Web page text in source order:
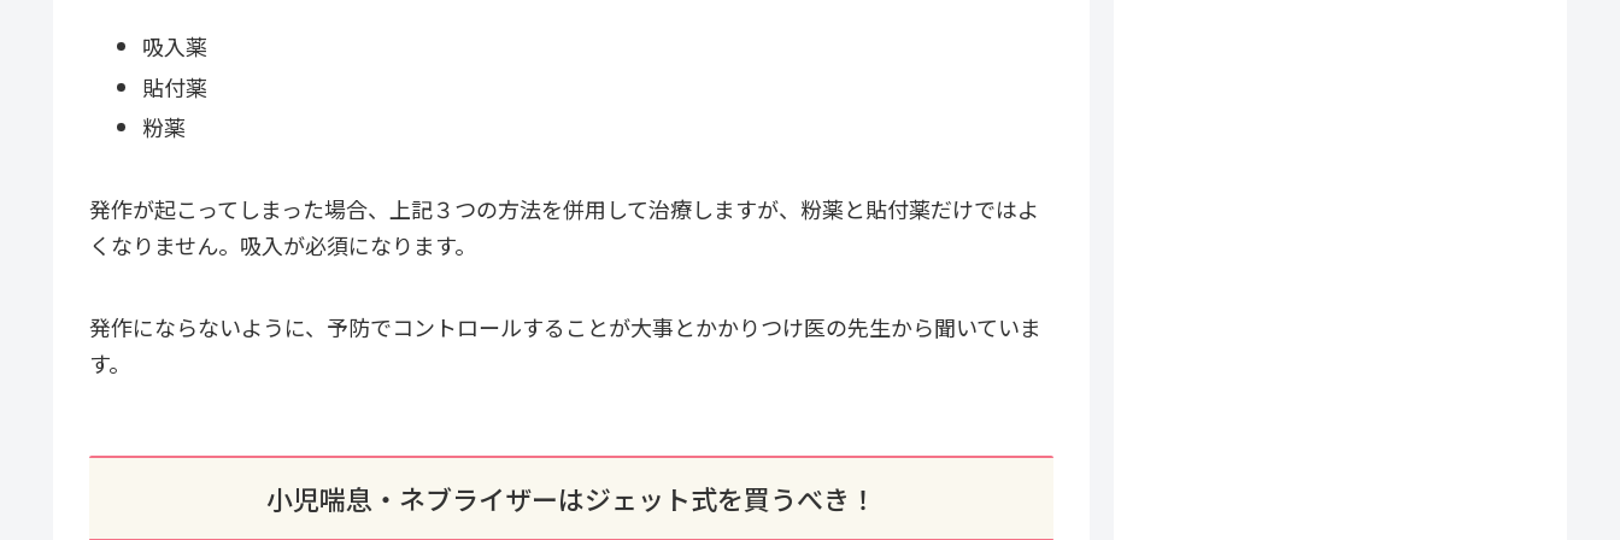
吸入薬
貼付薬
粉薬
発作が起こってしまった場合、上記３つの方法を併用して治療しますが、粉薬と貼付薬だけではよ
くなりません。吸入が必須になります。
発作にならないように、予防でコントロールすることが大事とかかりつけ医の先生から聞いていま
す。
小児喘息・ネブライザーはジェット式を買うべき！